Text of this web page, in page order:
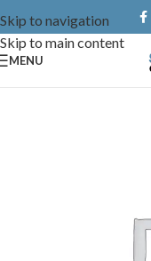
Skip to navigation
Skip to main content
MENU